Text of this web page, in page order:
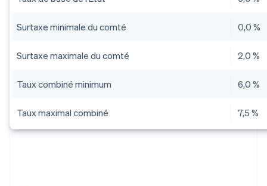
Surtaxe minimale du comté 0,0 %
Surtaxe maximale du comté 2,0 %
Taux combiné minimum 6,0 %
Taux maximal combiné 7,5 %